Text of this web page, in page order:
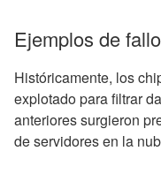
Ejemplos de
Históricamente, los
explotado para filtrar
anteriores surgieron
de servidores en la